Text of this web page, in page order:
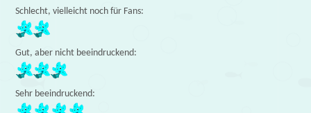
Schlecht, vielleicht noch für Fans:
Gut, aber nicht beeindruckend:
Sehr beeindruckend: